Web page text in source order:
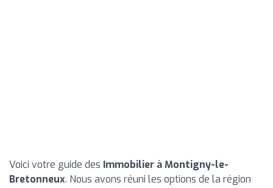
Voici votre guide des Immobilier à Montigny-le-
Bretonneux. Nous avons réuni les options de la région